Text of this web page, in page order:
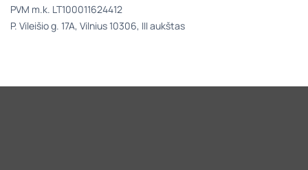
PVM m.k. LT100011624412
P. Vileišio g. 17A, Vilnius 10306, III aukštas